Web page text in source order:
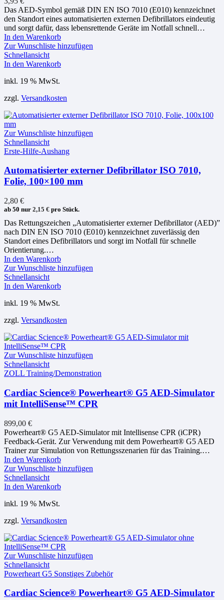
Das AED-Symbol gemäß DIN EN ISO 7010 (E010) kennzeichnet
den Standort eines automatisierten externen Defibrillators eindeutig
und sorgt dafür, dass lebensrettende Geräte im Notfall schnell…
In den Warenkorb
Zur Wunschliste hinzufügen
Schnellansicht
In den Warenkorb
inkl. 19 % MwSt.
zzgl. Versandkosten
Zur Wunschliste hinzufügen
Schnellansicht
Erste-Hilfe-Aushang
Automatisierter externer Defibrillator ISO 7010,
Folie, 100×100 mm
2,80 €
ab 50 nur 2,15 € pro Stück.
Das Rettungszeichen „Automatisierter externer Defibrillator (AED)”
nach DIN EN ISO 7010 (E010) kennzeichnet zuverlässig den
Standort eines Defibrillators und sorgt im Notfall für schnelle
Orientierung.…
In den Warenkorb
Zur Wunschliste hinzufügen
Schnellansicht
In den Warenkorb
inkl. 19 % MwSt.
zzgl. Versandkosten
Zur Wunschliste hinzufügen
Schnellansicht
ZOLL Training/Demonstration
Cardiac Science® Powerheart® G5 AED-Simulator
mit IntelliSense™ CPR
899,00 €
Powerheart® G5 AED-Simulator mit Intellisense CPR (iCPR)
Feedback-Gerät. Zur Verwendung mit dem Powerheart® G5 AED
Trainer zur Simulation von Rettungsszenarien für das Training.…
In den Warenkorb
Zur Wunschliste hinzufügen
Schnellansicht
In den Warenkorb
inkl. 19 % MwSt.
zzgl. Versandkosten
Zur Wunschliste hinzufügen
Schnellansicht
Powerheart G5 Sonstiges Zubehör
Cardiac Science® Powerheart® G5 AED-Simulator